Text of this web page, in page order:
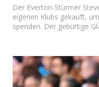
Der Everton-Stürmer
eigenen Klubs gekauft,
spenden. Der gebürtige